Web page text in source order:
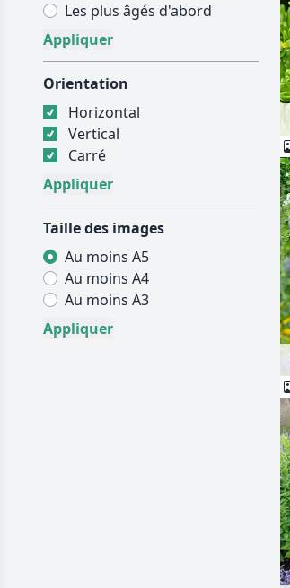
Les plus âgés d'abord
Orientation
Horizontal
Vertical
Carré
Taille des images
Au moins A5
Au moins A4
Au moins A3